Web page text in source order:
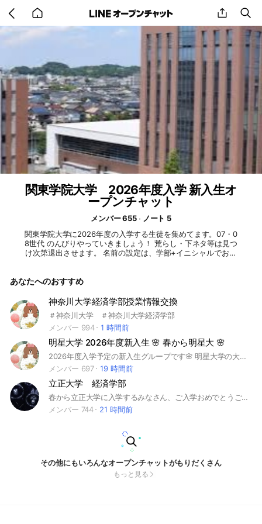
back
to
home
share
関東学院大学 2026年度入学 新入生オ
ープンチャット
メンバー 655
ノート 5
関東学院大学に2026年度の入学する生徒を集めてます。07・0
8世代 のんびりやっていきましょう！ 荒らし・下ネタ等は見つ
け次第退出させます。 名前の設定は、学部+イニシャルでお願
あなたへのおすすめ
神奈川大学経済学部授業情報交換
＃神奈川大学 ＃神奈川大学経済学部
メンバー 994
1 時間前
明星大学 2026年度新入生 🌸 春から明星大 🌸
2026年度入学予定の新入生グループです🌸 明星大学の大学生活や履修、部活・サークル情報、授業など相談しましょう！誰でも気軽に質問OKです！ ※荒らし・勧誘は即強制退会です #春から明星大 #明星大学 #2026年度 #新入生 #合格 #履修
メンバー 697
19 時間前
立正大学 経済学部
春から立正大学に入学するみなさん、ご入学おめでとうございます！ このオープンチャットでは、おすすめの授業やサークル、新歓情報をみんなでシェアしましょう！立正大学の入学生なら学部問わず、誰でも大歓迎です！ このチャットは、立正大学の新入生同士でつながりを作りたい、情報を共有したい人向けです。入学を考えている方や、友達を作りたい方、2025年から入学予定の方もぜひご参加ください！ おすすめのサークル情報、楽単（簡単に単位が取れる授業）の情報、休講情報、過去問の共有など、大学生活に役立つ情報をみんなで交換していきましょう！ #立正生 #立正大学 #1年生 #立正1年 #過去問 #サークル #楽単 #情報共有 #新歓 #2026年 #入学 #春から立正
メンバー 744
21 時間前
その他にもいろんなオープンチャットがもりだくさん
もっと見る